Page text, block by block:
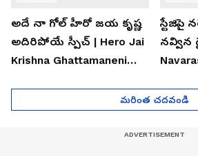
అదే నా గోల్ హీరో జయ కృష్ణ
అదిరిపోయే స్పీచ్ | Hero Jai
Krishna Ghattamaneni
స్టేజిపై
నవ్విన
మరింత చదవండి